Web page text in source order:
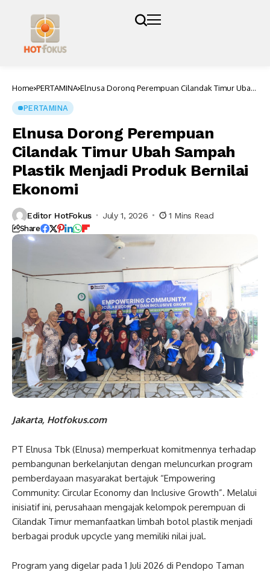
Home PERTAMINA Elnusa Dorong Perempuan Cilandak Timur Ubah
PERTAMINA
Elnusa Dorong Perempuan
Cilandak Timur Ubah Sampah
Plastik Menjadi Produk Bernilai
Ekonomi
Editor HotFokus July 1, 2026 1 Mins Read
Share
Jakarta, Hotfokus.com
PT Elnusa Tbk (Elnusa) memperkuat komitmennya terhadap
pembangunan berkelanjutan dengan meluncurkan program
pemberdayaan masyarakat bertajuk “Empowering
Community: Circular Economy dan Inclusive Growth”. Melalui
inisiatif ini, perusahaan mengajak kelompok perempuan di
Cilandak Timur memanfaatkan limbah botol plastik menjadi
berbagai produk upcycle yang memiliki nilai jual.
Program yang digelar pada 1 Juli 2026 di Pendopo Taman